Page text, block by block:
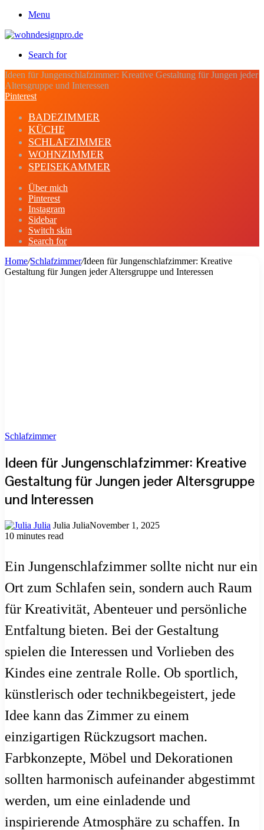
Menu
Search for
Ideen für Jungenschlafzimmer: Kreative Gestaltung für Jungen jeder
Altersgruppe und Interessen
Pinterest
BADEZIMMER
KÜCHE
SCHLAFZIMMER
WOHNZIMMER
SPEISEKAMMER
Über mich
Pinterest
Instagram
Sidebar
Switch skin
Search for
Home/Schlafzimmer/Ideen für Jungenschlafzimmer: Kreative
Gestaltung für Jungen jeder Altersgruppe und Interessen
Schlafzimmer
Ideen für Jungenschlafzimmer: Kreative
Gestaltung für Jungen jeder Altersgruppe
und Interessen
Julia JuliaNovember 1, 2025
10 minutes read
Ein Jungenschlafzimmer sollte nicht nur ein
Ort zum Schlafen sein, sondern auch Raum
für Kreativität, Abenteuer und persönliche
Entfaltung bieten. Bei der Gestaltung
spielen die Interessen und Vorlieben des
Kindes eine zentrale Rolle. Ob sportlich,
künstlerisch oder technikbegeistert, jede
Idee kann das Zimmer zu einem
einzigartigen Rückzugsort machen.
Farbkonzepte, Möbel und Dekorationen
sollten harmonisch aufeinander abgestimmt
werden, um eine einladende und
inspirierende Atmosphäre zu schaffen. In